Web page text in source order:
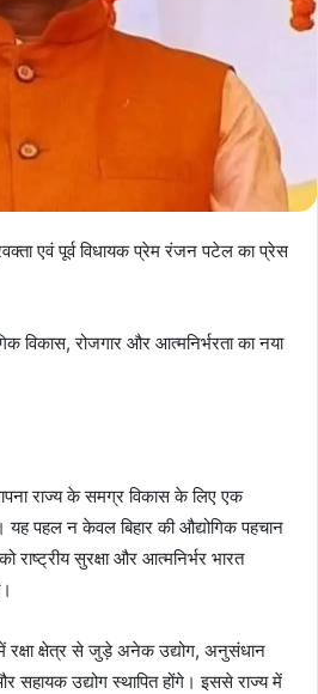
एवं पूर्व विधायक प्रेम रंजन पटेल का प्रेस
विकास, रोजगार और आत्मनिर्भरता का नया
राज्य के समग्र विकास के लिए एक
यह पहल न केवल बिहार की औद्योगिक पहचान
राष्ट्रीय सुरक्षा और आत्मनिर्भर भारत
रक्षा क्षेत्र से जुड़े अनेक उद्योग, अनुसंधान
सहायक उद्योग स्थापित होंगे। इससे राज्य में